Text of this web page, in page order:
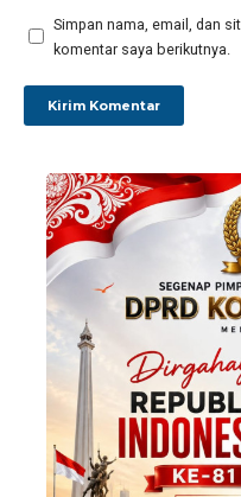
Simpan nama, email, dan
komentar saya berikutnya.